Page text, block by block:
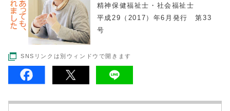
精神保健福祉士・社会福祉士
平成29（2017）年6月発行 第33
号
SNSリンクは別ウィンドウで開きます